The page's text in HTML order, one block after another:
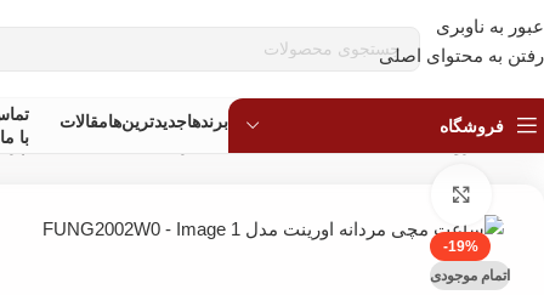
عبور به ناوبری
رفتن به محتوای اصلی
فروشگاه برندهاجدیدترین‌هامقالات
با ما
ساعت مچی اسپرت
-19%
اتمام موجودی